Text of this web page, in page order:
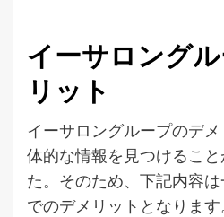
イーサロング
リット
イーサロングループのデ
体的な情報を見つけるこ
た。そのため、下記内容
でのデメリットとなります